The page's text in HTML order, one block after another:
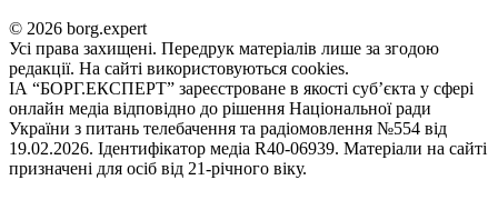
© 2026 borg.expert
Усі права захищені. Передрук матеріалів лише за згодою
редакції. На сайті використовуються cookies.
ІА “БОРГ.ЕКСПЕРТ” зареєстроване в якості суб’єкта у сфері
онлайн медіа відповідно до рішення Національної ради
України з питань телебачення та радіомовлення №554 від
19.02.2026. Ідентифікатор медіа R40-06939. Матеріали на сайті
призначені для осіб від 21-річного віку.